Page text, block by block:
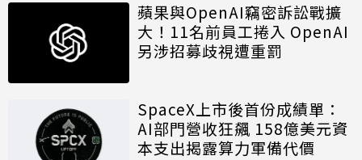
蘋果與OpenAI竊密訴訟戰擴
大！11名前員工捲入 OpenAI
另涉招募歧視遭重罰
SpaceX上市後首份成績單：
AI部門營收狂飆 158億美元資
本支出揭露算力軍備代價